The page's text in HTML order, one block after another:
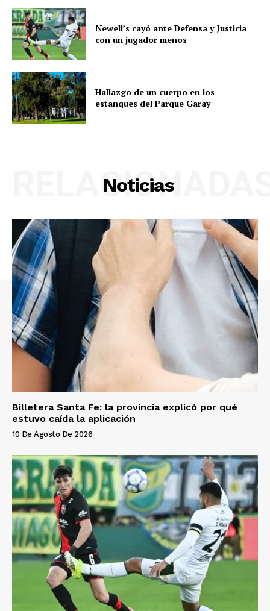
Newell’s cayó ante Defensa y Justicia
con un jugador menos
Hallazgo de un cuerpo en los
estanques del Parque Garay
Noticias
Billetera Santa Fe: la provincia explicó por qué
estuvo caída la aplicación
10 De Agosto De 2026